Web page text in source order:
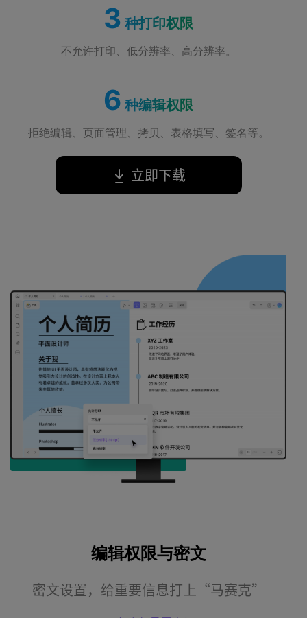
3 种打印权限
不允许打印、低分辨率、高分辨率。
6 种编辑权限
拒绝编辑、页面管理、拷贝、表格填写、签名等。
立即下载
编辑权限与密文
密文设置，给重要信息打上“马赛克”